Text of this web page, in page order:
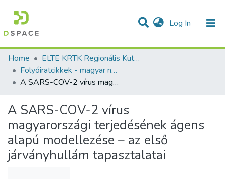
Log In (current)
Communities & Collections
Statistics
All of DSpace
Home
ELTE KRTK Regionális Kutatások Intézete
Folyóiratcikkek - magyar nyelvű (RKI)
A SARS-COV-2 vírus magyarországi terjedésének ágens alapú modellezése – az első járványhullám tapasztalatai
A SARS-COV-2 vírus
magyarországi terjedésének ágens
alapú modellezése – az első
járványhullám tapasztalatai